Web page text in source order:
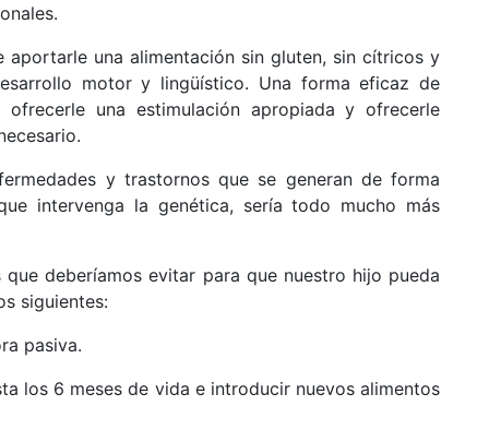
una alimentación sin gluten, sin cítricos y
motor y lingüístico. Una forma eficaz de
ofrecerle una estimulación apropiada y ofrecerle
y trastornos que se generan de forma
intervenga la genética, sería todo mucho más
deberíamos evitar para que nuestro hijo pueda
siguientes:
pasiva.
los 6 meses de vida e introducir nuevos alimentos